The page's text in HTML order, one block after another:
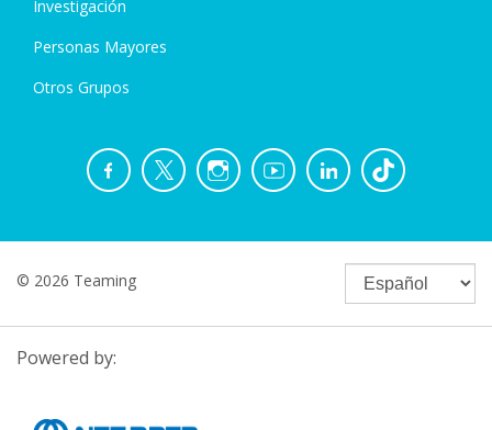
Investigación
Personas Mayores
Otros Grupos
© 2026 Teaming
Powered by: